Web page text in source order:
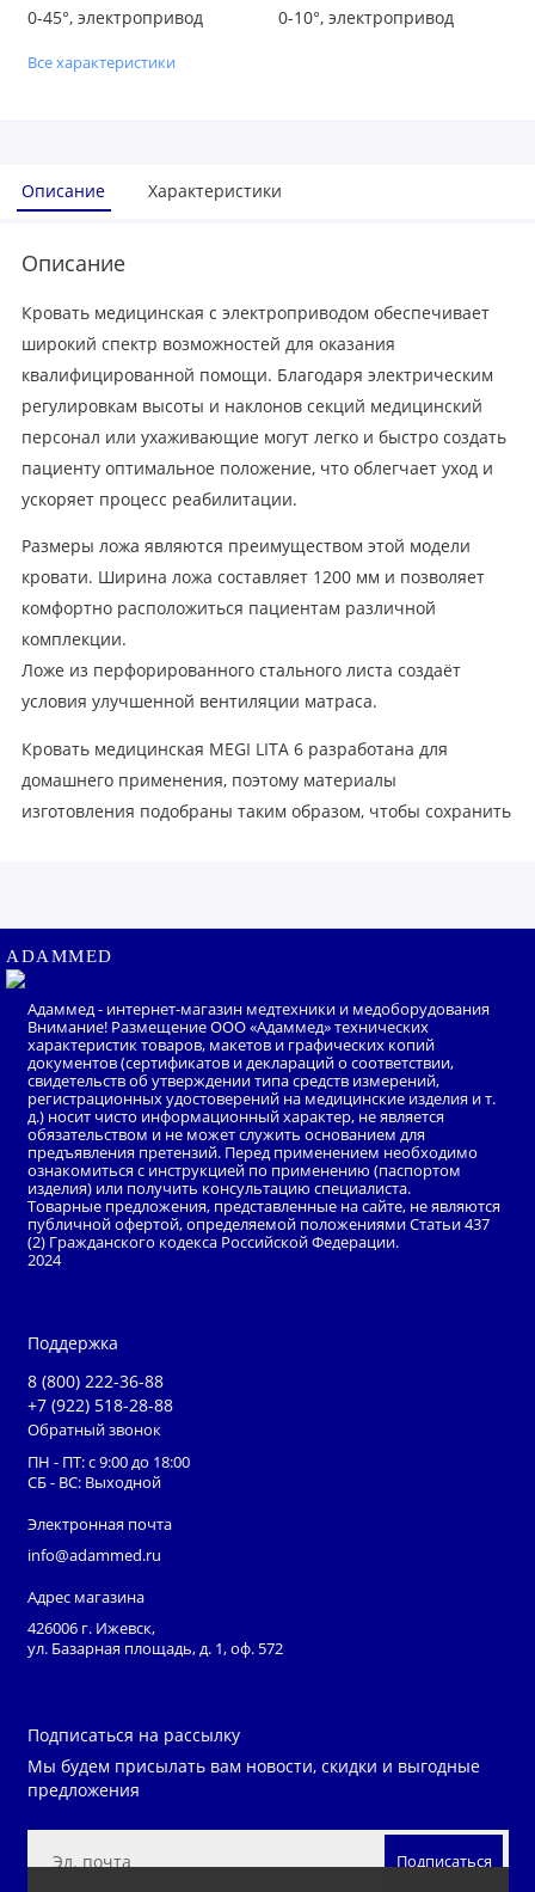
0-45°, электропривод 0-10°, электропривод
Все характеристики
Описание Характеристики
Описание
Кровать медицинская с электроприводом обеспечивает
широкий спектр возможностей для оказания
квалифицированной помощи. Благодаря электрическим
регулировкам высоты и наклонов секций медицинский
персонал или ухаживающие могут легко и быстро создать
пациенту оптимальное положение, что облегчает уход и
ускоряет процесс реабилитации.
Размеры ложа являются преимуществом этой модели
кровати. Ширина ложа составляет 1200 мм и позволяет
комфортно расположиться пациентам различной
комплекции.
Ложе из перфорированного стального листа создаёт
условия улучшенной вентиляции матраса.
Кровать медицинская MEGI LITA 6 разработана для
домашнего применения, поэтому материалы
изготовления подобраны таким образом, чтобы сохранить
износостойкости. Спинки изготовлены из ЛДСП с
текстурой дерева и отличаются высокой устойчивостью к
Каркас основания и рама кровати изготовлены из
стальных труб, что обеспечивает надёжную работу и
долгий срок службы. Колёса кровати поворотные, с
индивидуальными тормозными устройствами,
самоориентирующиеся, не оставляют следов на полу.
Покрытие всех металлических деталей выполнено
экологически чистой эпоксидной полимерно-порошковой
моющих и дезинфицирующих растворов.
подсветкой кнопок на витом шнуре.
плавно, но в экстренном порядке перевести ложе из
сердечно-легочной реанимации. Секция функция
в положение сидя или лёжа, что значительно повышает
уровень комфорта пациента.
использоваться при хирургических вмешательствах и
диагностике. Положение Тренделенбурга применяется
также как неотложная помощь при шоковых состояниях
Широкий выбор дополнительного оборудования
ADAMMED
Адаммед - интернет-магазин медтехники и медоборудования
Внимание! Размещение ООО «Адаммед» технических
характеристик товаров, макетов и графических копий
документов (сертификатов и деклараций о соответствии,
свидетельств об утверждении типа средств измерений,
регистрационных удостоверений на медицинские изделия и т.
д.) носит чисто информационный характер, не является
обязательством и не может служить основанием для
предъявления претензий. Перед применением необходимо
ознакомиться с инструкцией по применению (паспортом
изделия) или получить консультацию специалиста.
Товарные предложения, представленные на сайте, не являются
публичной офертой, определяемой положениями Статьи 437
(2) Гражданского кодекса Российской Федерации.
2024
Поддержка
8 (800) 222-36-88
+7 (922) 518-28-88
Обратный звонок
ПН - ПТ: с 9:00 до 18:00
СБ - ВС: Выходной
Электронная почта
info@adammed.ru
Адрес магазина
426006 г. Ижевск,
ул. Базарная площадь, д. 1, оф. 572
Подписаться на рассылку
Мы будем присылать вам новости, скидки и выгодные
предложения
Подписаться